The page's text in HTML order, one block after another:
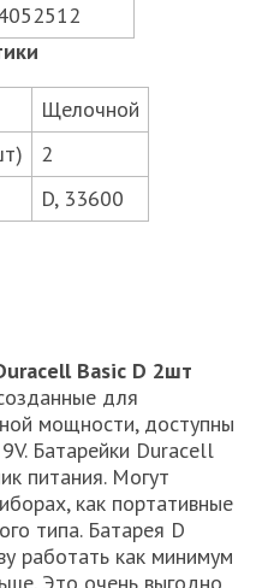
Щелочной
2
D, 33600
Basic D 2шт
для
мощности, доступны
Батарейки Duracell
питания. Могут
как портативные
типа. Батарея D
работать как минимум
Это очень выгодно